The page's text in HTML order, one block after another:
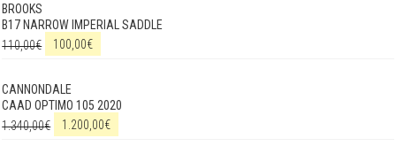
BROOKS
B17 NARROW IMPERIAL SADDLE
110,00€ 100,00€
CANNONDALE
CAAD OPTIMO 105 2020
1.340,00€ 1.200,00€